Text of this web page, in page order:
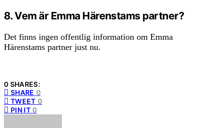
8. Vem är Emma Härenstams partner?
Det finns ingen offentlig information om Emma
Härenstams partner just nu.
0 SHARES:
SHARE 0
TWEET 0
PIN IT 0